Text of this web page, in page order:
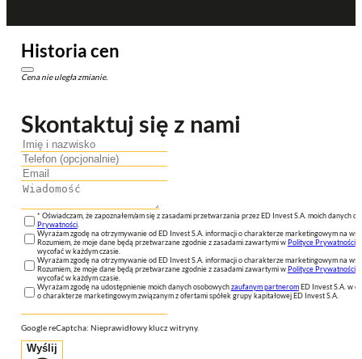
Historia cen
Cena nie uległa zmianie.
Skontaktuj się z nami
* Oświadczam, że zapoznałem/am się z zasadami przetwarzania przez ED Invest S.A. moich danych
Prywatności.
Wyrażam zgodę na otrzymywanie od ED Invest S.A. informacji o charakterze marketingowym na
Rozumiem, że moje dane będą przetwarzane zgodnie z zasadami zawartymi wPolityce Prywatności
wycofać w każdym czasie.
Wyrażam zgodę na otrzymywanie od ED Invest S.A. informacji o charakterze marketingowym na
Rozumiem, że moje dane będą przetwarzane zgodnie z zasadami zawartymi wPolityce Prywatności
wycofać w każdym czasie.
Wyrażam zgodę na udostępnienie moich danych osobowychzaufanym partneromED Invest S.A. w
o charakterze marketingowym związanym z ofertami spółek grupy kapitałowej ED Invest S.A.
Google reCaptcha: Nieprawidłowy klucz witryny.
Wyślij